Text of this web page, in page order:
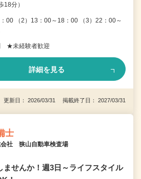
18分）
：00 （2）13：00～18：00 （3）22：00～
★未経験者歓迎
詳細を見る
更新日： 2026/03/31 掲載終了日： 2027/03/31
士
会社 狭山自動車検査場
ませんか！週3日～ライフスタイル